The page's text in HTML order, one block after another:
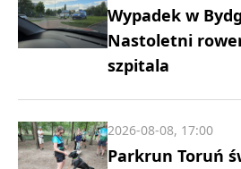
Wypadek w
Nastoletni
szpitala
Parkrun Toruń
2026-08-08, 17:00